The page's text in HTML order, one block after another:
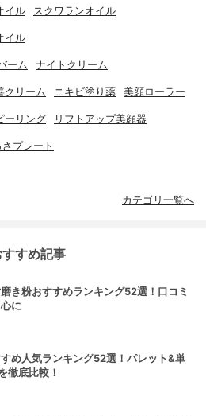
イル スクワランオイル
イル
ーム ナイトクリーム
クリーム ニキビ塗り薬 美顔ローラー
ーリング リフトアップ美顔器
プレート
カテゴリ一覧へ
すめ記事
き粉おすすめランキング52選！口コミ
に
め人気ランキング52選！パレット&単
徹底比較！